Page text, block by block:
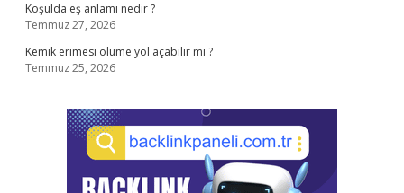
Koşulda eş anlamı nedir ?
Temmuz 27, 2026
Kemik erimesi ölüme yol açabilir mi ?
Temmuz 25, 2026